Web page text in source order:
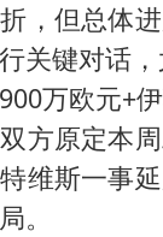
，但总体
关键对话
万欧元+
方原定本
维斯一事
。